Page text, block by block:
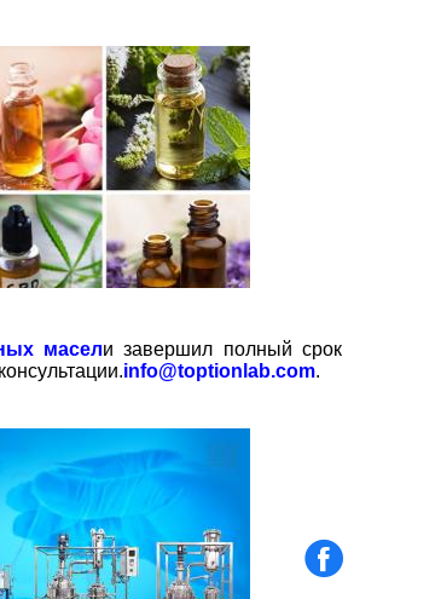
масели завершил полный срок
info@toptionlab.com.